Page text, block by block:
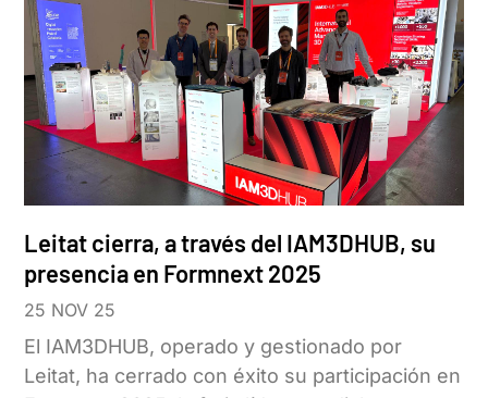
Leitat cierra, a través del IAM3DHUB, su
presencia en Formnext 2025
25 NOV 25
El IAM3DHUB, operado y gestionado por
Leitat, ha cerrado con éxito su participación en